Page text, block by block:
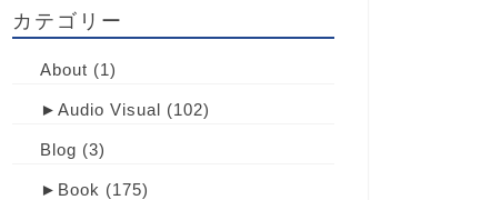
カテゴリー
About (1)
► Audio Visual (102)
Blog (3)
► Book (175)